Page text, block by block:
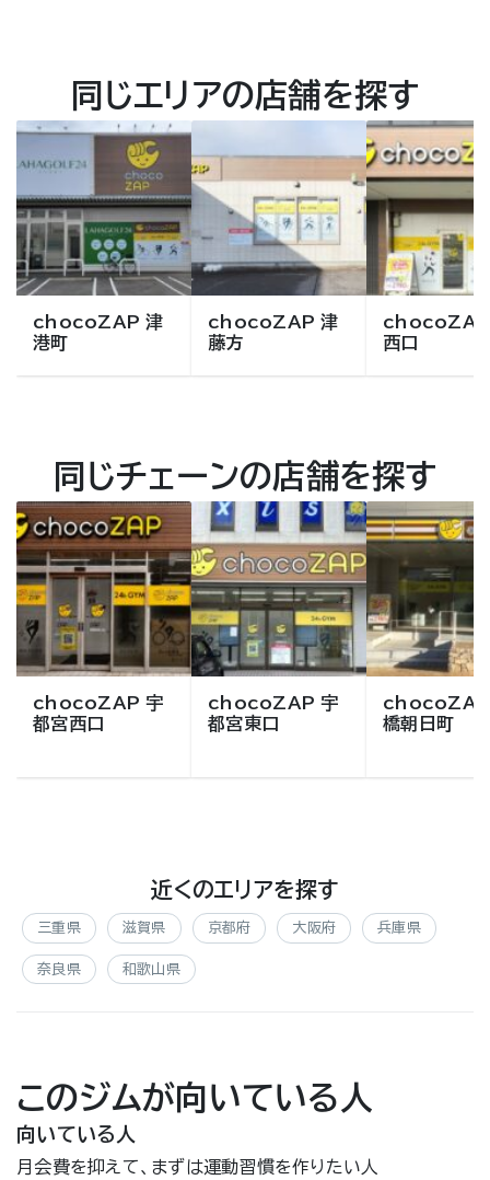
同じエリアの店舗を探す
chocoZAP 津
港町
chocoZAP 津
藤方
chocoZAP
西口
同じチェーンの店舗を探す
chocoZAP 宇
都宮西口
chocoZAP 宇
都宮東口
chocoZAP
橋朝日町
近くのエリアを探す
三重県 滋賀県 京都府 大阪府 兵庫県
奈良県 和歌山県
このジムが向いている人
向いている人
月会費を抑えて、まずは運動習慣を作りたい人